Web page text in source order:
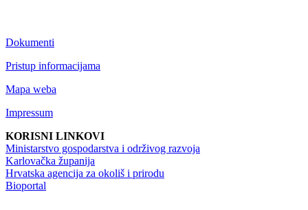
Dokumenti
Pristup informacijama
Mapa weba
Impressum
KORISNI LINKOVI
Ministarstvo gospodarstva i održivog razvoja
Karlovačka županija
Hrvatska agencija za okoliš i prirodu
Bioportal